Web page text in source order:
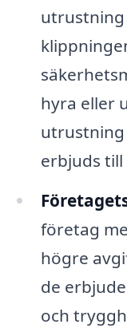
hyra eller
utrustning
erbjuds till
företag
högre
de
och